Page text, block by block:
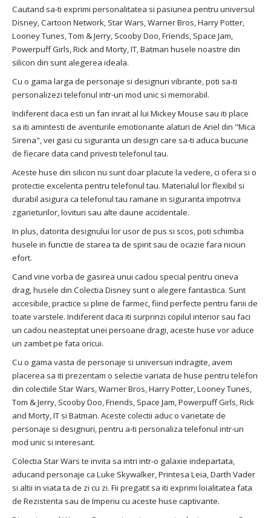
Cautand sa-ti exprimi personalitatea si pasiunea pentru universul
Disney, Cartoon Network, Star Wars, Warner Bros, Harry Potter,
Looney Tunes, Tom & Jerry, Scooby Doo, Friends, Space Jam,
Powerpuff Girls, Rick and Morty, IT, Batman husele noastre din
silicon din sunt alegerea ideala.
Cu o gama larga de personaje si designuri vibrante, poti sa-ti
personalizezi telefonul intr-un mod unic si memorabil.
Indiferent daca esti un fan inrait al lui Mickey Mouse sau iti place
sa iti amintesti de aventurile emotionante alaturi de Ariel din "Mica
Sirena", vei gasi cu siguranta un design care sa-ti aduca bucurie
de fiecare data cand privesti telefonul tau.
Aceste huse din silicon nu sunt doar placute la vedere, ci ofera si o
protectie excelenta pentru telefonul tau. Materialul lor flexibil si
durabil asigura ca telefonul tau ramane in siguranta impotriva
zgarieturilor, lovituri sau alte daune accidentale.
In plus, datorita designului lor usor de pus si scos, poti schimba
husele in functie de starea ta de spirit sau de ocazie fara niciun
efort.
Cand vine vorba de gasirea unui cadou special pentru cineva
drag, husele din Colectia Disney sunt o alegere fantastica. Sunt
accesibile, practice si pline de farmec, fiind perfecte pentru fanii de
toate varstele. Indiferent daca iti surprinzi copilul interior sau faci
un cadou neasteptat unei persoane dragi, aceste huse vor aduce
un zambet pe fata oricui.
Cu o gama vasta de personaje si universuri indragite, avem
placerea sa iti prezentam o selectie variata de huse pentru telefon
din colectiile Star Wars, Warner Bros, Harry Potter, Looney Tunes,
Tom & Jerry, Scooby Doo, Friends, Space Jam, Powerpuff Girls, Rick
and Morty, IT si Batman. Aceste colectii aduc o varietate de
personaje si designuri, pentru a-ti personaliza telefonul intr-un
mod unic si interesant.
Colectia Star Wars te invita sa intri intr-o galaxie indepartata,
aducand personaje ca Luke Skywalker, Printesa Leia, Darth Vader
si altii in viata ta de zi cu zi. Fii pregatit sa iti exprimi loialitatea fata
de Rezistenta sau de Imperiu cu aceste huse captivante.